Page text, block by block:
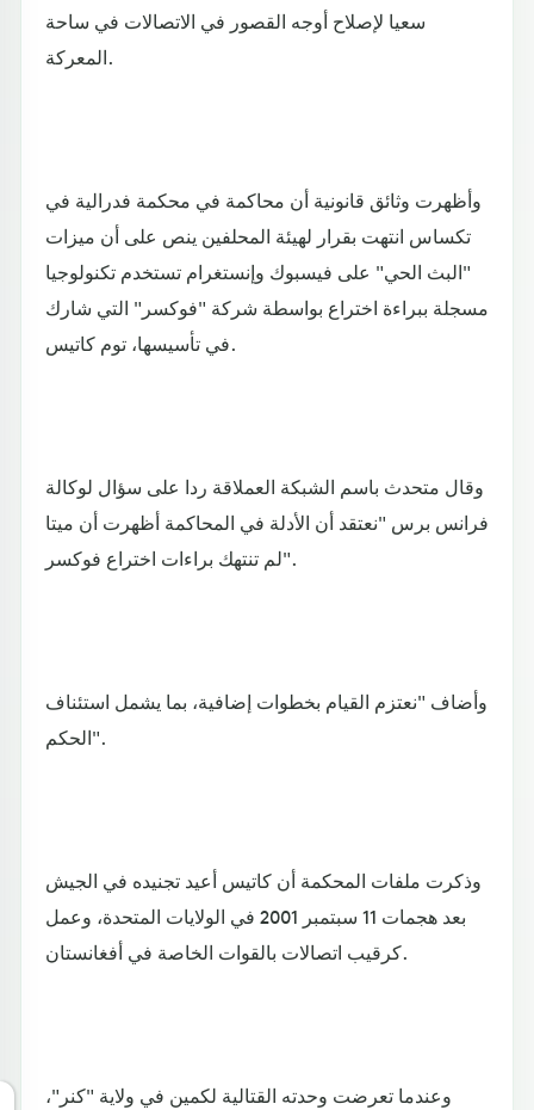
سعيا لإصلاح أوجه القصور في الاتصالات في ساحة
المعركة.
وأظهرت وثائق قانونية أن محاكمة في محكمة فدرالية في
تكساس انتهت بقرار لهيئة المحلفين ينص على أن ميزات
"البث الحي" على فيسبوك وإنستغرام تستخدم تكنولوجيا
مسجلة ببراءة اختراع بواسطة شركة "فوكسر" التي شارك
في تأسيسها، توم كاتيس.
وقال متحدث باسم الشبكة العملاقة ردا على سؤال لوكالة
فرانس برس "نعتقد أن الأدلة في المحاكمة أظهرت أن ميتا
لم تنتهك براءات اختراع فوكسر".
وأضاف "نعتزم القيام بخطوات إضافية، بما يشمل استئناف
الحكم".
وذكرت ملفات المحكمة أن كاتيس أعيد تجنيده في الجيش
بعد هجمات 11 سبتمبر 2001 في الولايات المتحدة، وعمل
كرقيب اتصالات بالقوات الخاصة في أفغانستان.
وعندما تعرضت وحدته القتالية لكمين في ولاية "كنر"،